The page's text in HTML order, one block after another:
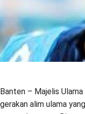
Banten – Majelis
gerakan alim ulama